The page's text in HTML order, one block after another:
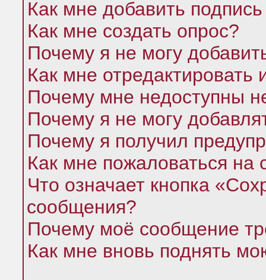
Как мне добавить
Как мне создать опрос?
Почему я не могу
Как мне отредактировать
Почему мне недоступны
Почему я не могу
Почему я получил
Как мне пожаловаться
Что означает кнопка
сообщения?
Почему моё сообщение
Как мне вновь поднять